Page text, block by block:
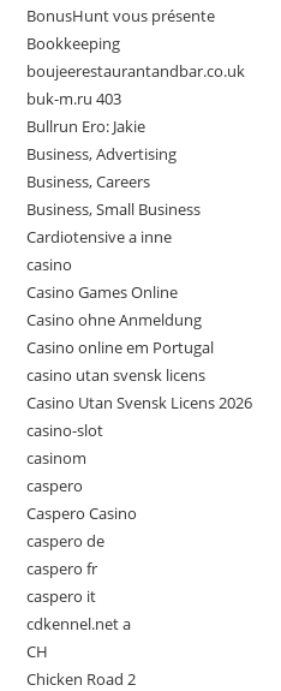
BonusHunt vous présente
Bookkeeping
boujeerestaurantandbar.co.uk
buk-m.ru 403
Bullrun Ero: Jakie
Business, Advertising
Business, Careers
Business, Small Business
Cardiotensive a inne
casino
Casino Games Online
Casino ohne Anmeldung
Casino online em Portugal
casino utan svensk licens
Casino Utan Svensk Licens 2026
casino-slot
casinom
caspero
Caspero Casino
caspero de
caspero fr
caspero it
cdkennel.net a
CH
Chicken Road 2